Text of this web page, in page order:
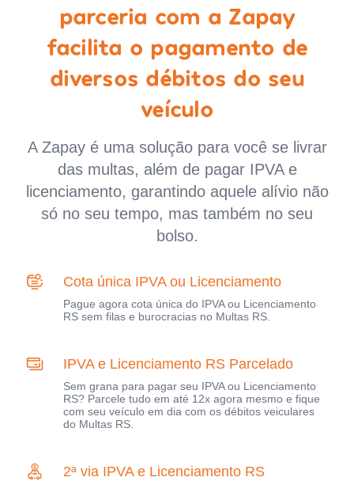
parceria com a Zapay
facilita o pagamento de
diversos débitos do seu
veículo
A Zapay é uma solução para você se livrar
das multas, além de pagar IPVA e
licenciamento, garantindo aquele alívio não
só no seu tempo, mas também no seu
bolso.
Cota única IPVA ou Licenciamento
Pague agora cota única do IPVA ou Licenciamento
RS sem filas e burocracias no Multas RS.
IPVA e Licenciamento RS Parcelado
Sem grana para pagar seu IPVA ou Licenciamento
RS? Parcele tudo em até 12x agora mesmo e fique
com seu veículo em dia com os débitos veiculares
do Multas RS.
2ª via IPVA e Licenciamento RS